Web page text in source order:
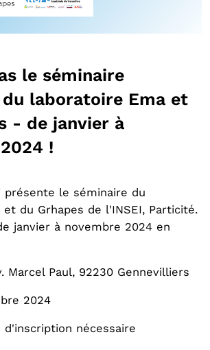
le séminaire
laboratoire Ema et
- de janvier à
!
présente le séminaire du
du Grhapes de l'INSEI, Particité.
janvier à novembre 2024 en
Marcel Paul, 92230 Gennevilliers
2024
d'inscription nécessaire